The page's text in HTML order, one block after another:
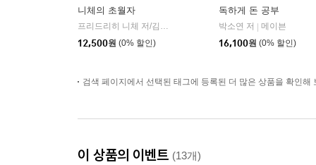
니체의 초월자
12,500원 (0% 할인)
독하게 돈 공부
박소연 저 | 메이븐
16,100원 (0% 할인)
검색 페이지에서 선택된 태그에 등록된 더 많은 상품을 확인해
이 상품의 이벤트 (13개)